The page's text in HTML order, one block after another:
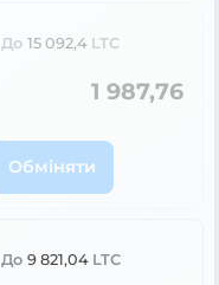
До 15 092,4 LTC
1 987,76
Обміняти
До 9 821,04 LTC